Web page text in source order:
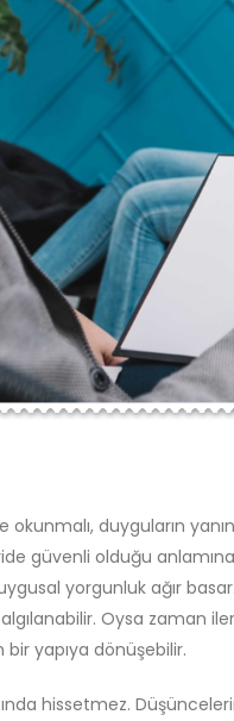
okunmalı, duyguların
güvenli olduğu
yorgunluk ağır
Oysa zaman
yapıya dönüşebilir.
hissetmez.